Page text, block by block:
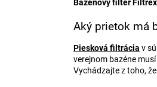
Bazénový filter
Aký prietok má
Piesková filtrácia v
verejnom bazéne
Vychádzajte z toho,